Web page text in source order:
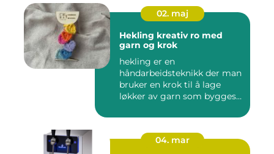
02. maj
Hekling kreativ ro med
garn og krok
hekling er en
håndarbeidsteknikk der man
bruker en krok til å lage
løkker av garn som bygges
04. mar